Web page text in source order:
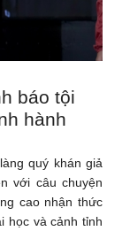
báo tội
hành
quý khán giả
với câu chuyện
cao nhận thức
học và cảnh tỉnh